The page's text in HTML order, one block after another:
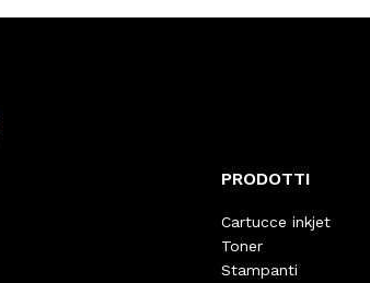
PRODOTTI
Cartucce inkjet
Toner
Stampanti